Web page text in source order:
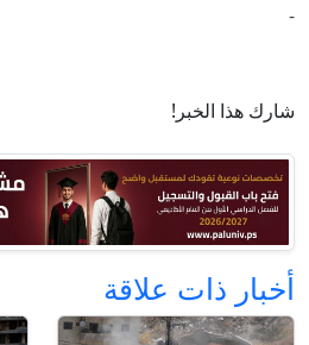
-
شارك هذا الخبر!
أخبار ذات علاقة